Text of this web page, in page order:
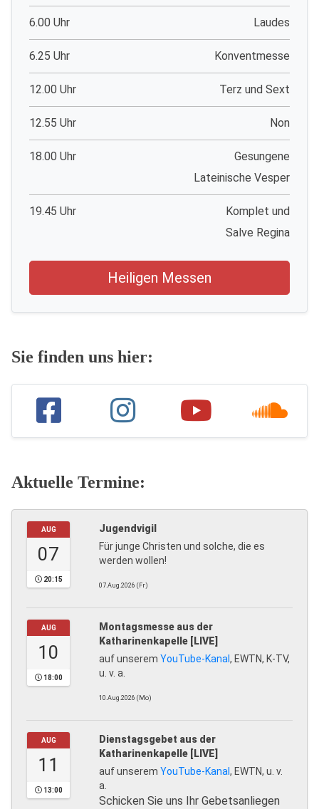
6.00 Uhr Laudes
6.25 Uhr Konventmesse
12.00 Uhr Terz und Sext
12.55 Uhr Non
18.00 Uhr
Gesungene
Lateinische Vesper
19.45 Uhr
Komplet und
Salve Regina
Heiligen Messen
Sie finden uns hier:
Aktuelle Termine:
AUG
07
20:15
Jugendvigil
Für junge Christen und solche, die es
werden wollen!
07.Aug.2026 (Fr)
AUG
10
18:00
Montagsmesse aus der
Katharinenkapelle [LIVE]
auf unserem YouTube-Kanal, EWTN, K-TV,
u. v. a.
10.Aug.2026 (Mo)
AUG
11
13:00
Dienstagsgebet aus der
Katharinenkapelle [LIVE]
auf unserem YouTube-Kanal, EWTN, u. v.
a.
Schicken Sie uns Ihr Gebetsanliegen